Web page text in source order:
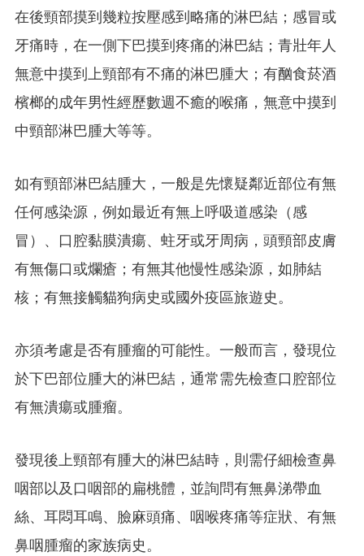
在後頸部摸到幾粒按壓感到略痛的淋巴結；感冒或
牙痛時，在一側下巴摸到疼痛的淋巴結；青壯年人
無意中摸到上頸部有不痛的淋巴腫大；有酗食菸酒
檳榔的成年男性經歷數週不癒的喉痛，無意中摸到
中頸部淋巴腫大等等。
如有頸部淋巴結腫大，一般是先懷疑鄰近部位有無
任何感染源，例如最近有無上呼吸道感染（感
冒）、口腔黏膜潰瘍、蛀牙或牙周病，頭頸部皮膚
有無傷口或爛瘡；有無其他慢性感染源，如肺結
核；有無接觸貓狗病史或國外疫區旅遊史。
亦須考慮是否有腫瘤的可能性。一般而言，發現位
於下巴部位腫大的淋巴結，通常需先檢查口腔部位
有無潰瘍或腫瘤。
發現後上頸部有腫大的淋巴結時，則需仔細檢查鼻
咽部以及口咽部的扁桃體，並詢問有無鼻涕帶血
絲、耳悶耳鳴、臉麻頭痛、咽喉疼痛等症狀、有無
鼻咽腫瘤的家族病史。